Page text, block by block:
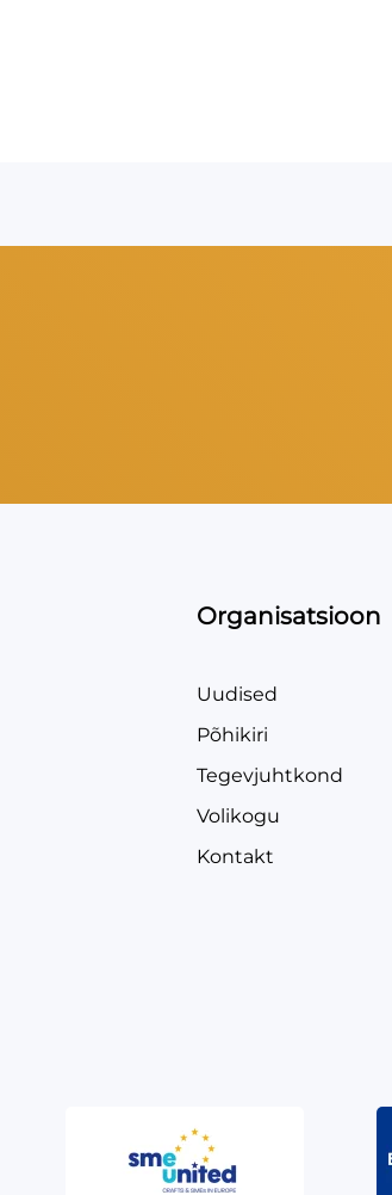
Organisatsioon
Uudised
Põhikiri
Tegevjuhtkond
Volikogu
Kontakt